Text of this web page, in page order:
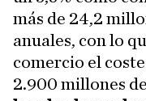
más de 24,2
anuales, con lo
comercio el
2.900 millones